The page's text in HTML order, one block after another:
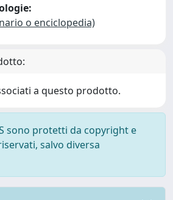
o enciclopedia)
a questo prodotto.
sono protetti da copyright e
salvo diversa